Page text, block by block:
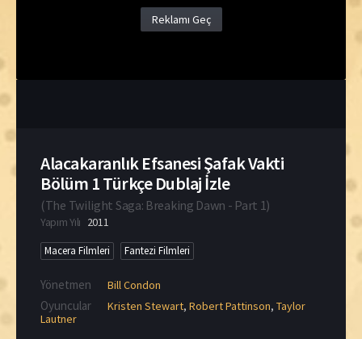
Reklamı Geç
Alacakaranlık Efsanesi Şafak Vakti
Bölüm 1 Türkçe Dublaj İzle
(The Twilight Saga: Breaking Dawn - Part 1)
Yapım Yılı 2011
Macera Filmleri Fantezi Filmleri
Yönetmen Bill Condon
Oyuncular Kristen Stewart, Robert Pattinson, Taylor
Lautner